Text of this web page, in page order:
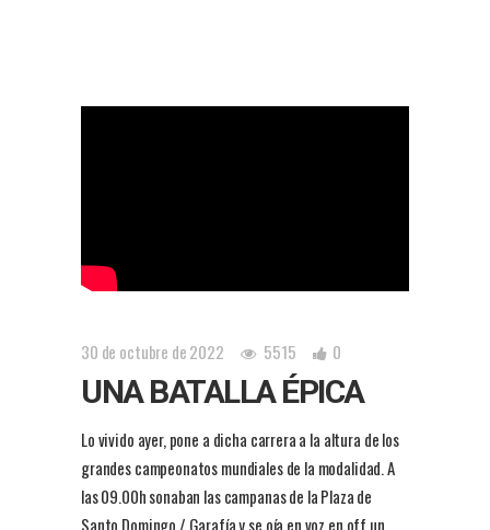
30 de octubre de 2022 5515 0
UNA BATALLA ÉPICA
Lo vivido ayer, pone a dicha carrera a la altura de los
grandes campeonatos mundiales de la modalidad. A
las 09.00h sonaban las campanas de la Plaza de
Santo Domingo / Garafía y se oía en voz en off un